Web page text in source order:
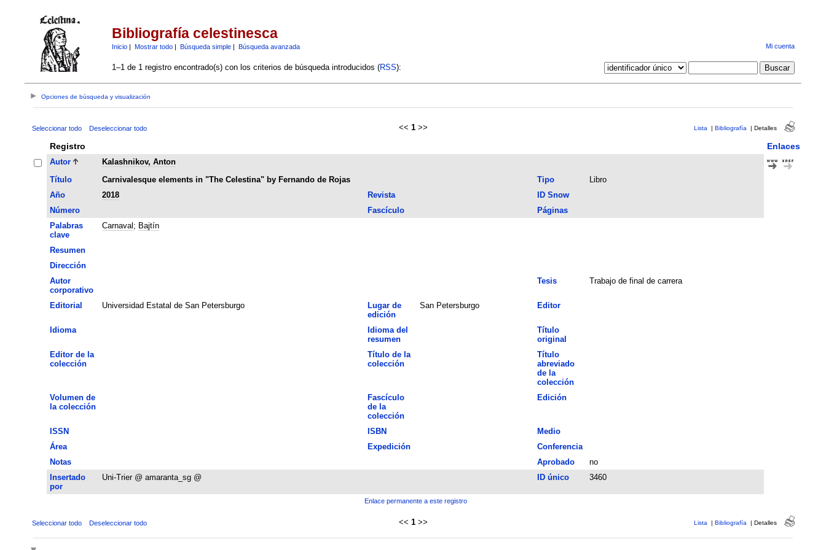
Bibliografía celestinesca
Inicio| Mostrar todo| Búsqueda simple| Búsqueda avanzada Mi cuenta
1–1 de 1 registro encontrado(s) con los criterios de búsqueda introducidos (RSS):
Opciones de búsqueda y visualización
Seleccionar todo Deseleccionar todo << 1 >> Lista | Bibliografía | Detalles
Registro Enlaces
Autor
Kalashnikov, Anton
Título
Carnivalesque elements in "The Celestina" by Fernando de Rojas Tipo
Libro
Año
2018 Revista
ID Snow
Número
Fascículo
Páginas
Palabras
clave
Carnaval ; Bajtín
Resumen
Dirección
Autor
corporativo
Tesis Trabajo de final de carrera
Editorial Universidad Estatal de San Petersburgo
Lugar de
edición
San Petersburgo Editor
Idioma
Idioma del
resumen
Título
original
Editor de la
colección
Título de la
colección
Título
abreviado
de la
colección
Volumen de
la colección
Fascículo
de la
colección
Edición
ISSN ISBN
Medio
Área
Expedición
Conferencia
Notas
Aprobado
no
Insertado
por
Uni-Trier @ amaranta_sg @ ID único 3460
Enlace permanente a este registro
Seleccionar todo Deseleccionar todo << 1 >> Lista | Bibliografía | Detalles